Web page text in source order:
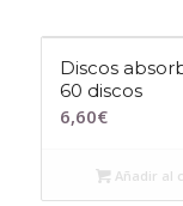
Discos
60 discos
6,60€
Añadir al